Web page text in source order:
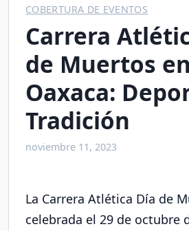
COBERTURA DE EVENTOS
Carrera
de Muertos en
Oaxaca:
Tradición
noviembre 11, 2023
La Carrera Atlética Día de
celebrada el 29 de octubre